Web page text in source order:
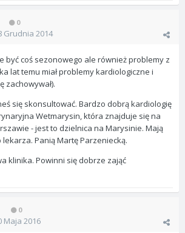
0
Grudnia 2014
być coś sezonowego ale również problemy z
lat temu miał problemy kardiologiczne i
zachowywał).
się skonsultować. Bardzo dobrą kardiologię
Wetmarysin, która znajduje się na
- jest to dzielnica na Marysinie. Mają
Panią Martę Parzeniecką.
klinika. Powinni się dobrze zająć
0
Maja 2016